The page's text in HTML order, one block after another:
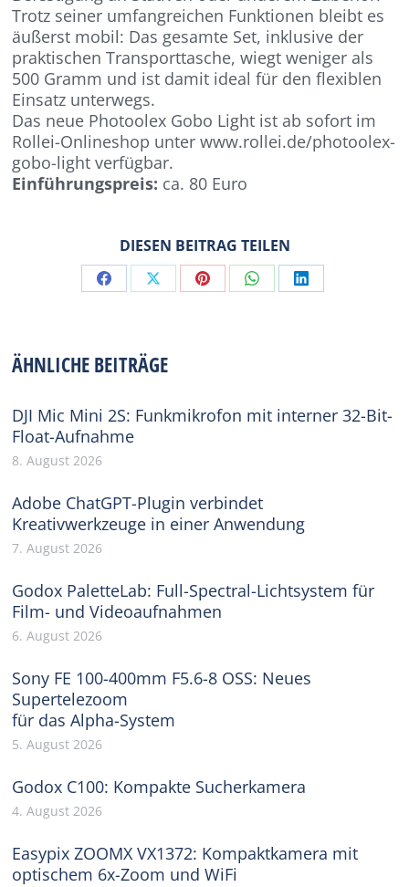
Trotz seiner umfangreichen Funktionen bleibt es
äußerst mobil: Das gesamte Set, inklusive der
praktischen Transporttasche, wiegt weniger als
500 Gramm und ist damit ideal für den flexiblen
Einsatz unterwegs.
Das neue Photoolex Gobo Light ist ab sofort im
Rollei-Onlineshop unter www.rollei.de/photoolex-
gobo-light verfügbar.
Einführungspreis: ca. 80 Euro
DIESEN BEITRAG TEILEN
Share Share Share Share Share
ÄHNLICHE BEITRÄGE
DJI Mic Mini 2S: Funkmikrofon mit interner 32-Bit-
Float-Aufnahme
8. August 2026
Adobe ChatGPT-Plugin verbindet
Kreativwerkzeuge in einer Anwendung
7. August 2026
Godox PaletteLab: Full-Spectral-Lichtsystem für
Film- und Videoaufnahmen
6. August 2026
Sony FE 100-400mm F5.6-8 OSS: Neues
Supertelezoom
für das Alpha-System
5. August 2026
Godox C100: Kompakte Sucherkamera
4. August 2026
Easypix ZOOMX VX1372: Kompaktkamera mit
optischem 6x-Zoom und WiFi